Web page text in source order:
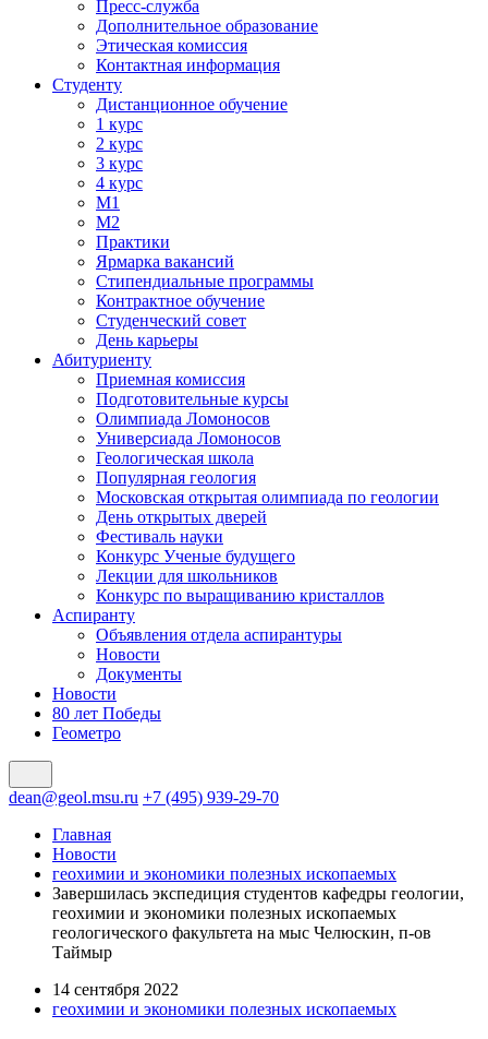
Пресс-служба
Дополнительное образование
Этическая комиссия
Контактная информация
Студенту
Дистанционное обучение
1 курс
2 курс
3 курс
4 курс
М1
М2
Практики
Ярмарка вакансий
Стипендиальные программы
Контрактное обучение
Студенческий совет
День карьеры
Абитуриенту
Приемная комиссия
Подготовительные курсы
Олимпиада Ломоносов
Универсиада Ломоносов
Геологическая школа
Популярная геология
Московская открытая олимпиада по геологии
День открытых дверей
Фестиваль науки
Конкурс Ученые будущего
Лекции для школьников
Конкурс по выращиванию кристаллов
Аспиранту
Объявления отдела аспирантуры
Новости
Документы
Новости
80 лет Победы
Геометро
dean@geol.msu.ru +7 (495) 939-29-70
Главная
Новости
геохимии и экономики полезных ископаемых
Завершилась экспедиция студентов кафедры геологии,
геохимии и экономики полезных ископаемых
геологического факультета на мыс Челюскин, п-ов
Таймыр
14 сентября 2022
геохимии и экономики полезных ископаемых